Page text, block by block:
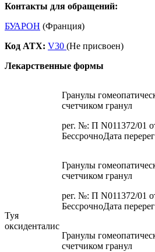
Контакты для обращений:
БУАРОН (Франция)
Код ATX: V30 (Не присвоен)
Лекарственные формы
Туя
оксиденталис
Гранулы
счетчиком гранул
рег. №: П N011372/01
БессрочноДата
Гранулы
счетчиком гранул
рег. №: П N011372/01
БессрочноДата
Гранулы
счетчиком гранул